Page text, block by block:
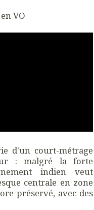
VO
d'un court-métrage
: malgré la forte
indien veut
centrale en zone
préservé, avec des